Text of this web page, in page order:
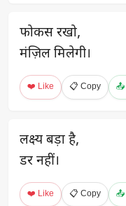
फोकस रखो,
मंज़िल मिलेगी।
❤️ Like 📋 Copy
लक्ष्य बड़ा है,
डर नहीं।
❤️ Like 📋 Copy